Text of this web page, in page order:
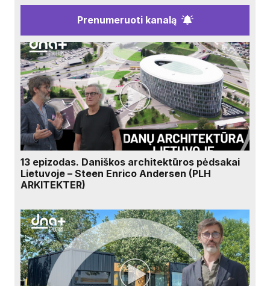
Prenumeruoti kanalą
13 epizodas. Daniškos architektūros pėdsakai
Lietuvoje – Steen Enrico Andersen (PLH
ARKITEKTER)